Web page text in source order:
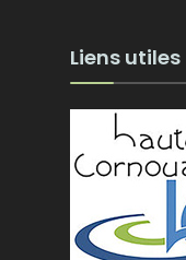
Liens utiles